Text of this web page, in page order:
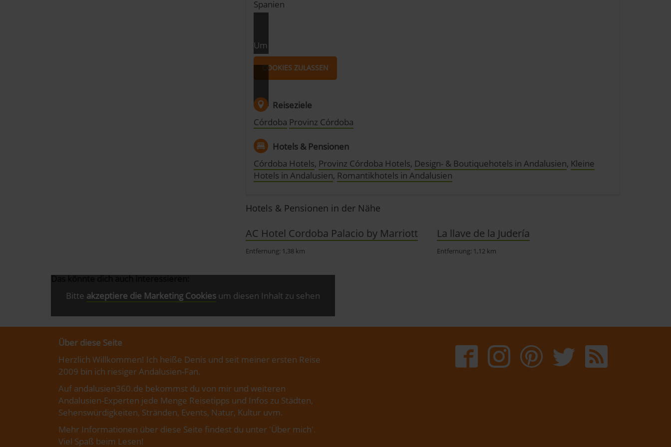
Spanien
Um dir die Karte anschauen zu können, musst du die Marketing Cookies akzeptieren.
COOKIES ZULASSEN
Reiseziele
Córdoba Provinz Córdoba
Hotels & Pensionen
Córdoba Hotels, Provinz Córdoba Hotels, Design- & Boutiquehotels in Andalusien, Kleine
Hotels in Andalusien, Romantikhotels in Andalusien
Hotels & Pensionen in der Nähe
AC Hotel Cordoba Palacio by Marriott
Entfernung: 1,38 km
La llave de la Judería
Entfernung: 1,12 km
Das könnte dich auch interessieren:
Bitte akzeptiere die Marketing Cookies um diesen Inhalt zu sehen
Über diese Seite
Herzlich Willkommen! Ich heiße Denis und seit meiner ersten Reise
2009 bin ich riesiger Andalusien-Fan.
Auf andalusien360.de bekommst du von mir und weiteren
Andalusien-Experten jede Menge Reisetipps und Infos zu Städten,
Sehenswürdigkeiten, Stränden, Events, Natur, Kultur uvm.
Mehr Informationen über diese Seite findest du unter 'Über mich'.
Viel Spaß beim Lesen!